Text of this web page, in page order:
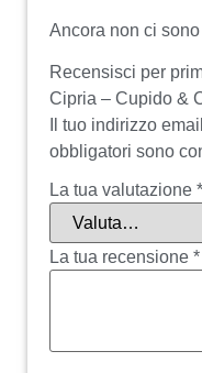
Ancora non ci
Recensisci per
Cipria – Cupido &
Il tuo indirizzo
obbligatori sono
La tua valutazione *
La tua recensione *